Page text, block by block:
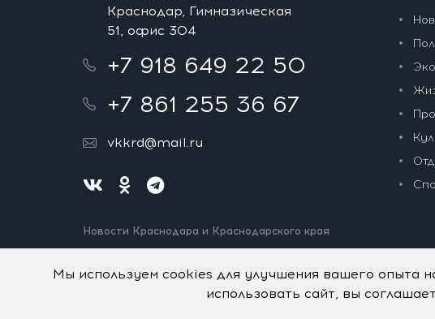
Краснодар, Гимназическая
51, офис 304
+7 918 649 22 50
+7 861 255 36 67
vkkrd@mail.ru
Новости Краснодара и Краснодарского края
Нашли ошибку? Выделите и нажмите Ctrl+Enter.
Мы используем cookies для улучшения вашего опыта
использовать сайт, вы